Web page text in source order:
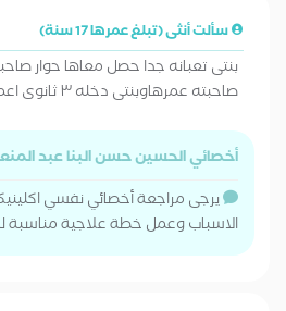
سألت أنثى (تبلغ عمرها 17 سنة)
بنتى تعبانه جدا حصل معاها حوار
صاحبته عمرهاوبنتى دخله ٣ ثانوى اعمل ايه
أخصائي الحسين حسن البنا عبد
يرجى مراجعة أخصائي نفسي
الاسباب وعمل خطة علاجية مناسبة